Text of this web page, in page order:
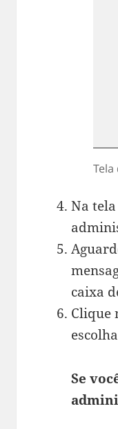
Na
caixa
Clique
Se